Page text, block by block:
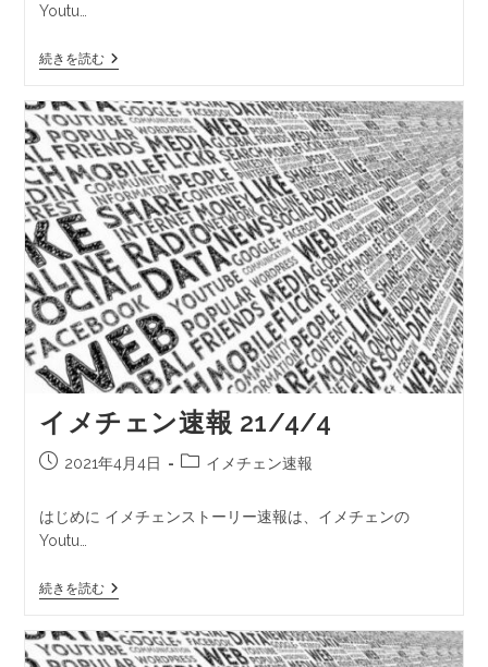
Youtu…
続きを読む
イメチェン速報 21/4/4
2021年4月4日 イメチェン速報
はじめに イメチェンストーリー速報は、イメチェンの
Youtu…
続きを読む